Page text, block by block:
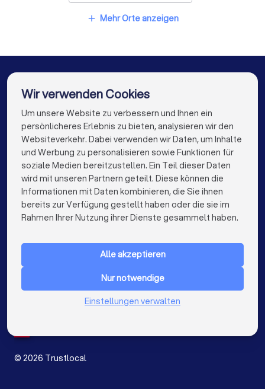
Immobilienmakler in Versmold
Immobilienmakler in Gütersloh
Immobilienmakler in Steinhagen (Nordrhein-
Westfalen)
Immobilienmakler in Berlin
Immobilienmakler in Hamburg
Immobilienmakler in München
Immobilienmakler in Köln
Immobilienmakler in Stuttgart
Immobilienmakler in Düsseldorf
Immobilienmakler in Dortmund
Immobilienmakler in Bremen
add Mehr Orte anzeigen
Die besten Unternehmen für Sie
info@trustlocal.de
FÜR PRIVATPERSONEN
Niederlande
© 2026 Trustlocal
Wir verwenden Cookies
Um unsere Website zu verbessern und Ihnen ein
persönlicheres Erlebnis zu bieten, analysieren wir den
Websiteverkehr. Dabei verwenden wir Daten, um Inhalte
und Werbung zu personalisieren sowie Funktionen für
soziale Medien bereitzustellen. Ein Teil dieser Daten
wird mit unseren Partnern geteilt. Diese können die
Informationen mit Daten kombinieren, die Sie ihnen
bereits zur Verfügung gestellt haben oder die sie im
Rahmen Ihrer Nutzung ihrer Dienste gesammelt haben.
Alle akzeptieren
Nur notwendige
Einstellungen verwalten